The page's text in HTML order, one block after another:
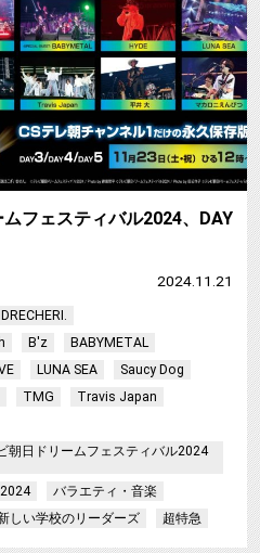
ムフェスティバル2024、DAY
2024.11.21
B'z
BABYMETAL
LUNA SEA
Saucy Dog
TMG
Travis Japan
朝日ドリームフェスティバル2024
バラエティ・音楽
しい学校のリーダーズ 超特急